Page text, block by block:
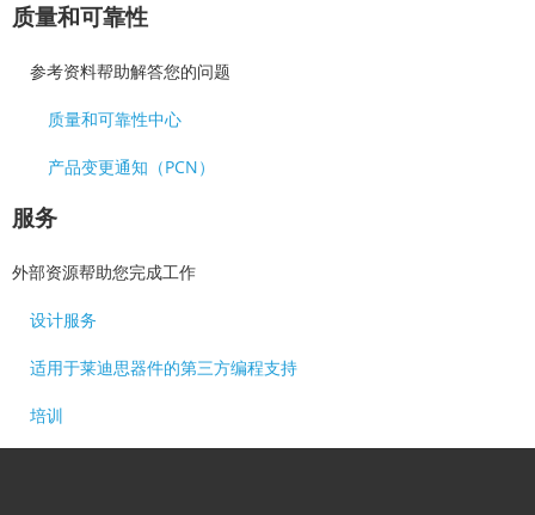
质量和可靠性
参考资料帮助解答您的问题
质量和可靠性中心
产品变更通知（PCN）
服务
外部资源帮助您完成工作
设计服务
适用于莱迪思器件的第三方编程支持
培训